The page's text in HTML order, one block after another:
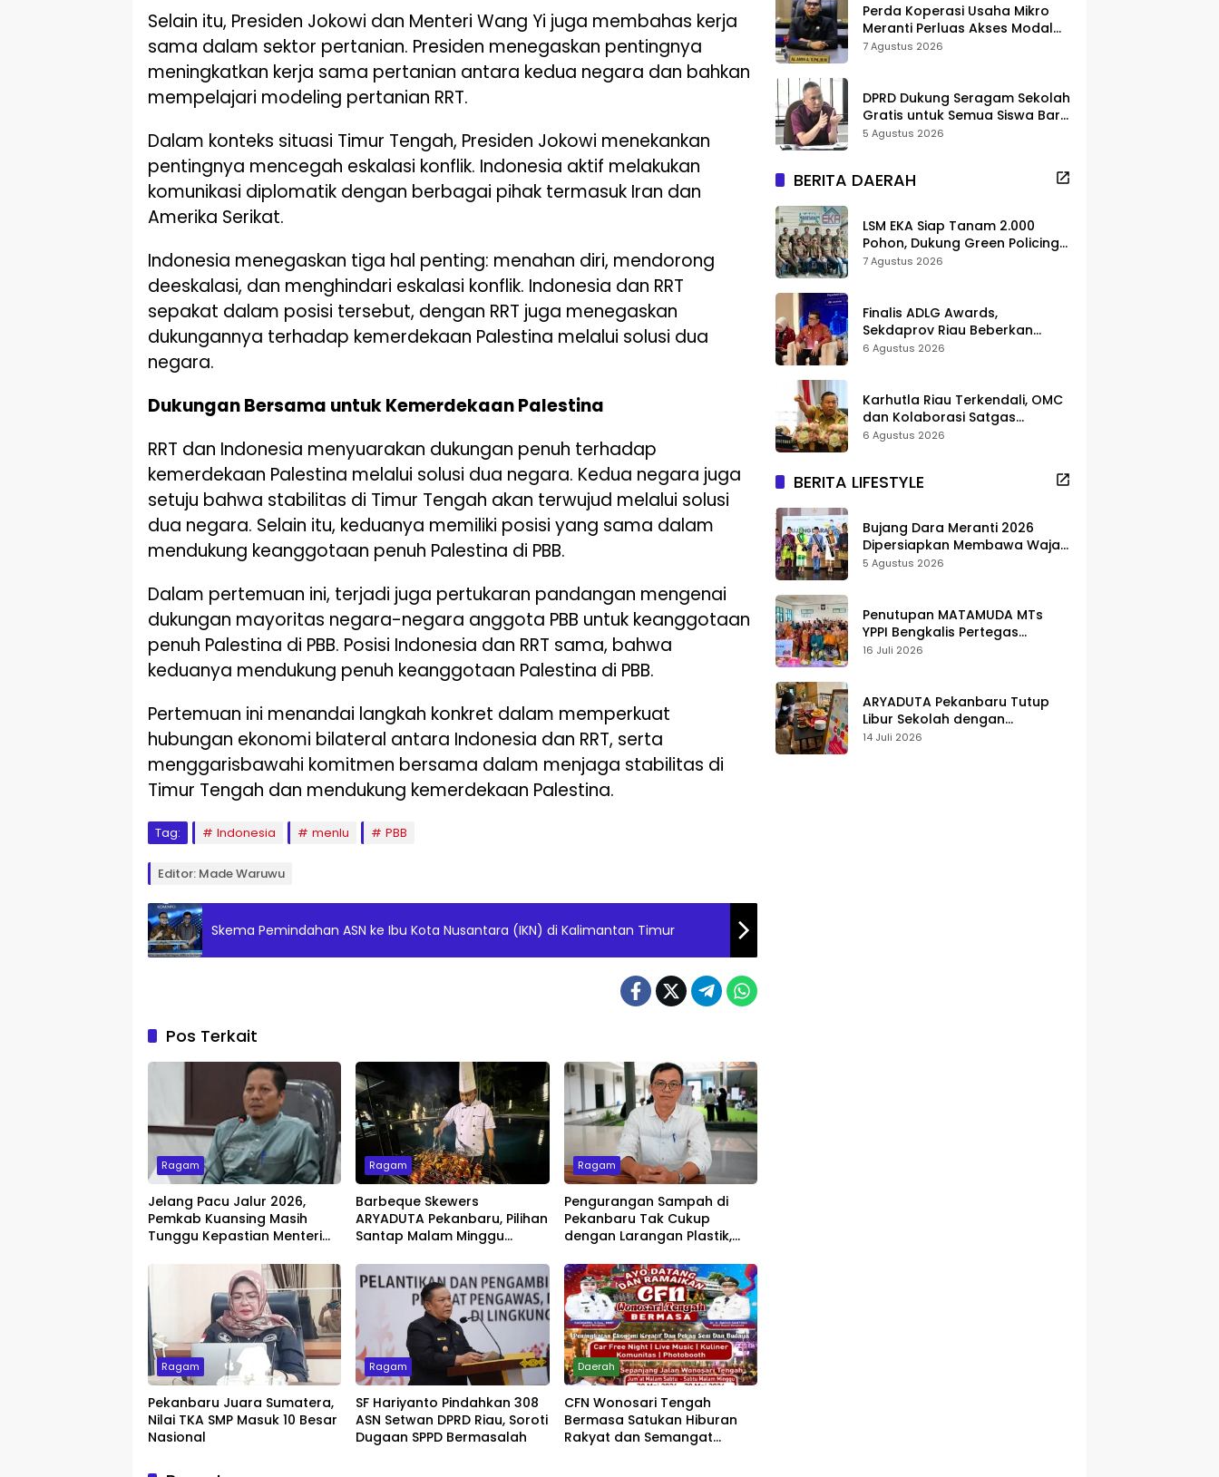
Selain itu, Presiden Jokowi dan Menteri Wang Yi juga membahas kerja
sama dalam sektor pertanian. Presiden menegaskan pentingnya
meningkatkan kerja sama pertanian antara kedua negara dan bahkan
mempelajari modeling pertanian RRT.
Dalam konteks situasi Timur Tengah, Presiden Jokowi menekankan
pentingnya mencegah eskalasi konflik. Indonesia aktif melakukan
komunikasi diplomatik dengan berbagai pihak termasuk Iran dan
Amerika Serikat.
Indonesia menegaskan tiga hal penting: menahan diri, mendorong
deeskalasi, dan menghindari eskalasi konflik. Indonesia dan RRT
sepakat dalam posisi tersebut, dengan RRT juga menegaskan
dukungannya terhadap kemerdekaan Palestina melalui solusi dua
negara.
Dukungan Bersama untuk Kemerdekaan Palestina
RRT dan Indonesia menyuarakan dukungan penuh terhadap
kemerdekaan Palestina melalui solusi dua negara. Kedua negara juga
setuju bahwa stabilitas di Timur Tengah akan terwujud melalui solusi
dua negara. Selain itu, keduanya memiliki posisi yang sama dalam
mendukung keanggotaan penuh Palestina di PBB.
Dalam pertemuan ini, terjadi juga pertukaran pandangan mengenai
dukungan mayoritas negara-negara anggota PBB untuk keanggotaan
penuh Palestina di PBB. Posisi Indonesia dan RRT sama, bahwa
keduanya mendukung penuh keanggotaan Palestina di PBB.
Pertemuan ini menandai langkah konkret dalam memperkuat
hubungan ekonomi bilateral antara Indonesia dan RRT, serta
menggarisbawahi komitmen bersama dalam menjaga stabilitas di
Timur Tengah dan mendukung kemerdekaan Palestina.
Tag: Indonesia menlu PBB
Editor: Made Waruwu
Skema Pemindahan ASN ke Ibu Kota Nusantara (IKN) di Kalimantan Timur
Pos Terkait
Ragam
Jelang Pacu Jalur 2026,
Pemkab Kuansing Masih
Tunggu Kepastian Menteri
Ragam
Barbeque Skewers
ARYADUTA Pekanbaru, Pilihan
Santap Malam Minggu
Ragam
Pengurangan Sampah di
Pekanbaru Tak Cukup
dengan Larangan Plastik,
Penentu
Ragam
Pekanbaru Juara Sumatera,
Nilai TKA SMP Masuk 10 Besar
Nasional
Ragam
SF Hariyanto Pindahkan 308
ASN Setwan DPRD Riau, Soroti
Dugaan SPPD Bermasalah
Daerah
CFN Wonosari Tengah
Bermasa Satukan Hiburan
Rakyat dan Semangat
Perda Koperasi Usaha Mikro
Meranti Perluas Akses Modal
dan Pasar
7 Agustus 2026
DPRD Dukung Seragam Sekolah
Gratis untuk Semua Siswa Baru,
Minta Rehab Sekolah Jangan
5 Agustus 2026
BERITA DAERAH
LSM EKA Siap Tanam 2.000
Pohon, Dukung Green Policing
dan Pelestarian di Meranti
7 Agustus 2026
Finalis ADLG Awards,
Sekdaprov Riau Beberkan
Strategi Digitalisasi untuk
6 Agustus 2026
Karhutla Riau Terkendali, OMC
dan Kolaborasi Satgas
Berhasil Tekan Titik Api
6 Agustus 2026
BERITA LIFESTYLE
Bujang Dara Meranti 2026
Dipersiapkan Membawa Wajah
Daerah ke Publik
5 Agustus 2026
Penutupan MATAMUDA MTs
YPPI Bengkalis Pertegas
Pendidikan Berbasis Adat dan
16 Juli 2026
ARYADUTA Pekanbaru Tutup
Libur Sekolah dengan
Pengalaman Staycation
14 Juli 2026